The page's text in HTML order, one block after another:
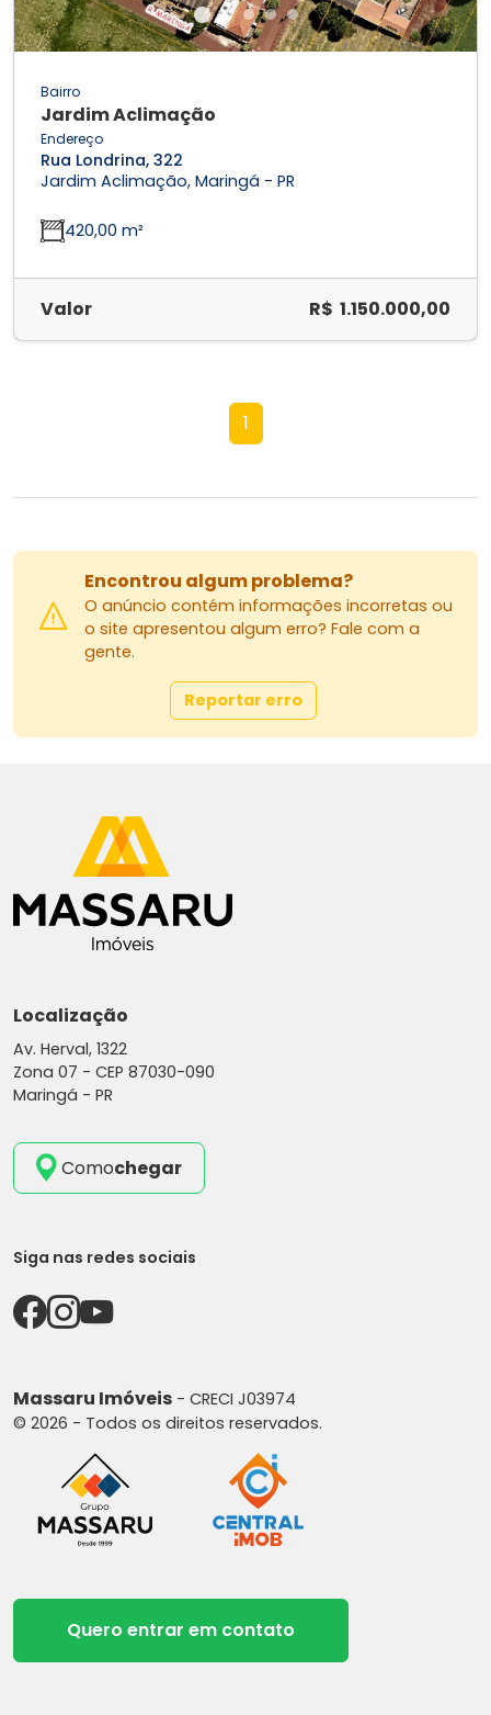
Bairro
Jardim Aclimação
Endereço
Rua Londrina, 322
Jardim Aclimação, Maringá - PR
420,00 m²
Valor R$ 1.150.000,00
1
Encontrou algum problema?
O anúncio contém informações incorretas ou
o site apresentou algum erro? Fale com a
gente.
Reportar erro
Localização
Av. Herval, 1322
Zona 07 - CEP 87030-090
Maringá - PR
Comochegar
Siga nas redes sociais
Massaru Imóveis - CRECI J03974
© 2026 - Todos os direitos reservados.
Quero entrar em contato